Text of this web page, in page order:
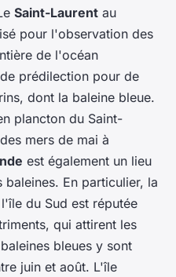
Saint-Laurent au
pour l'observation des
de l'océan
prédilection pour de
dont la baleine bleue.
plancton du Saint-
mers de mai à
est également un lieu
En particulier, la
du Sud est réputée
qui attirent les
bleues y sont
juin et août. L'île